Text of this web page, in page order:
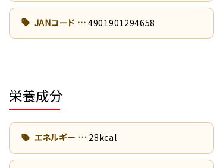
JANコード 4901901294658
栄養成分
エネルギー 28kcal